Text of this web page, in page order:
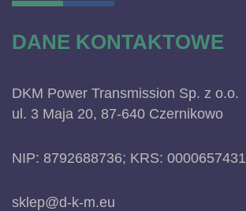
DANE KONTAKTOWE
DKM Power Transmission Sp. z o.o.
ul. 3 Maja 20, 87-640 Czernikowo
NIP: 8792688736; KRS: 0000657431
sklep@d-k-m.eu